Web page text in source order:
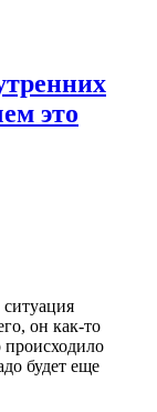
это
он как-то
происходило
будет еще